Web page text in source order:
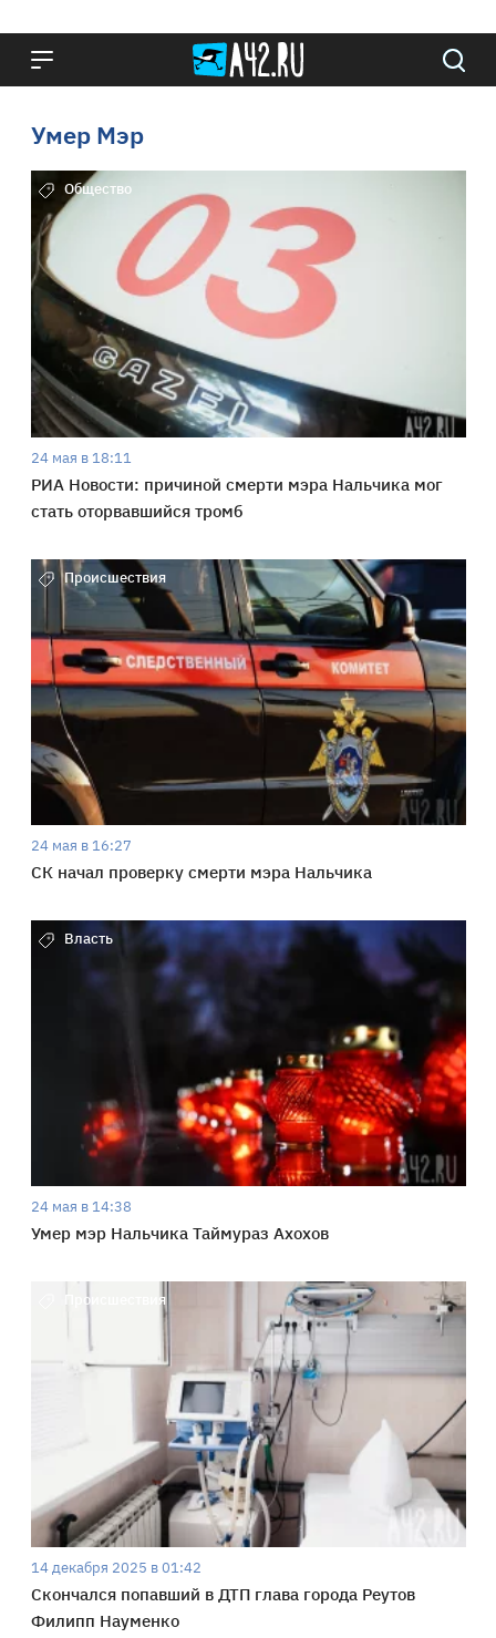
Умер Мэр
Общество
24 мая в 18:11
РИА Новости: причиной смерти мэра Нальчика мог
стать оторвавшийся тромб
Происшествия
24 мая в 16:27
СК начал проверку смерти мэра Нальчика
Власть
24 мая в 14:38
Умер мэр Нальчика Таймураз Ахохов
Происшествия
14 декабря 2025 в 01:42
Скончался попавший в ДТП глава города Реутов
Филипп Науменко